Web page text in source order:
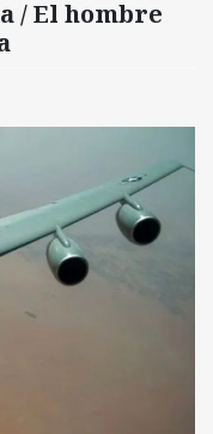
/ El hombre